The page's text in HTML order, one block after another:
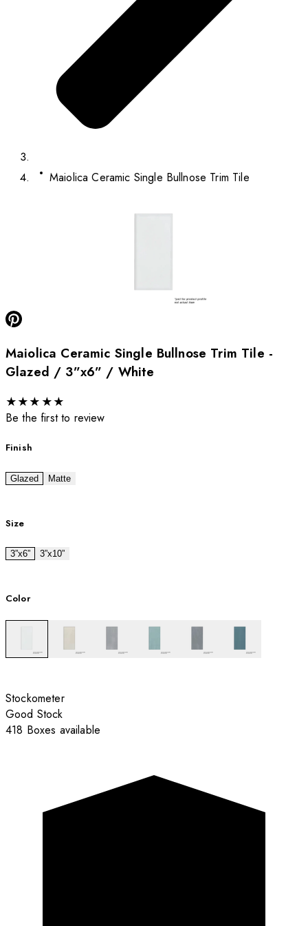
Maiolica Ceramic Single Bullnose Trim Tile
Maiolica Ceramic Single Bullnose Trim Tile -
Glazed / 3”x6” / White
★★★ ★★
Be the first to review
Finish
Glazed Matte
Size
3”x6” 3”x10”
Color
Stockometer
Good Stock
418 Boxes available